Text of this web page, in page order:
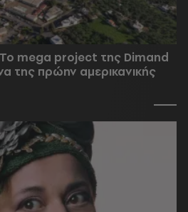
mega project της Dimand
της πρώην αμερικανικής